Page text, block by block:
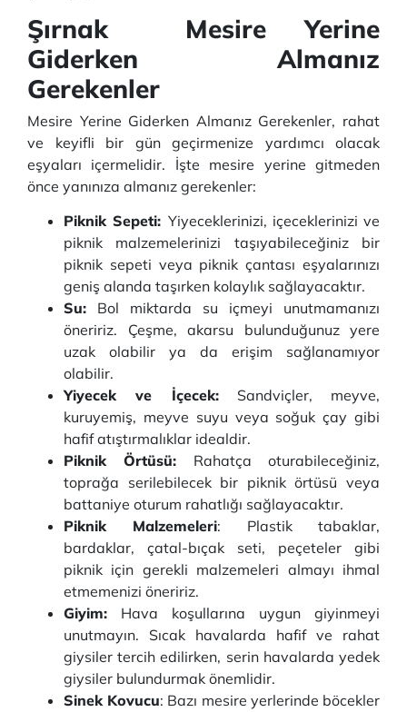
Şırnak Mesire Yerine
Giderken Almanız
Gerekenler
Mesire Yerine Giderken Almanız Gerekenler, rahat
ve keyifli bir gün geçirmenize yardımcı olacak
eşyaları içermelidir. İşte mesire yerine gitmeden
önce yanınıza almanız gerekenler:
Piknik Sepeti: Yiyeceklerinizi, içeceklerinizi ve
piknik malzemelerinizi taşıyabileceğiniz bir
piknik sepeti veya piknik çantası eşyalarınızı
geniş alanda taşırken kolaylık sağlayacaktır.
Su: Bol miktarda su içmeyi unutmamanızı
öneririz. Çeşme, akarsu bulunduğunuz yere
uzak olabilir ya da erişim sağlanamıyor
olabilir.
Yiyecek ve İçecek:Sandviçler, meyve,
kuruyemiş, meyve suyu veya soğuk çay gibi
hafif atıştırmalıklar idealdir.
Piknik Örtüsü: Rahatça oturabileceğiniz,
toprağa serilebilecek bir piknik örtüsü veya
battaniye oturum rahatlığı sağlayacaktır.
Piknik Malzemeleri: Plastik tabaklar,
bardaklar, çatal-bıçak seti, peçeteler gibi
piknik için gerekli malzemeleri almayı ihmal
etmemenizi öneririz.
Giyim: Hava koşullarına uygun giyinmeyi
unutmayın. Sıcak havalarda hafif ve rahat
giysiler tercih edilirken, serin havalarda yedek
giysiler bulundurmak önemlidir.
Sinek Kovucu: Bazı mesire yerlerinde böcekler